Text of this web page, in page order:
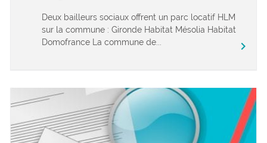
Deux bailleurs sociaux offrent un parc locatif HLM
sur la commune : Gironde Habitat Mésolia Habitat
Domofrance La commune de...
chevron_right